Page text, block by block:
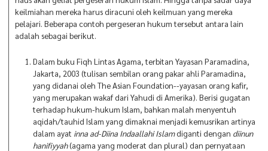
keilmiahan mereka harus diracuni oleh keilmuan yang mereka
pelajari. Beberapa contoh pergeseran hukum tersebut antara lain
adalah sebagai berikut.
Dalam buku Fiqh Lintas Agama, terbitan Yayasan Paramadina,
Jakarta, 2003 (tulisan sembilan orang pakar ahli Paramadina,
yang didanai oleh The Asian Foundation--yayasan orang kafir,
yang merupakan wakaf dari Yahudi di Amerika). Berisi gugatan
terhadap hukum-hukum Islam, bahkan malah menyentuh
aqidah/tauhid Islam yang dimaknai menjadi kemusrikan artinya
dalam ayat inna ad-Diina Indaallahi Islamdiganti dengan diinun
hanifiyyah(agama yang moderat dan plural) dan pernyataan